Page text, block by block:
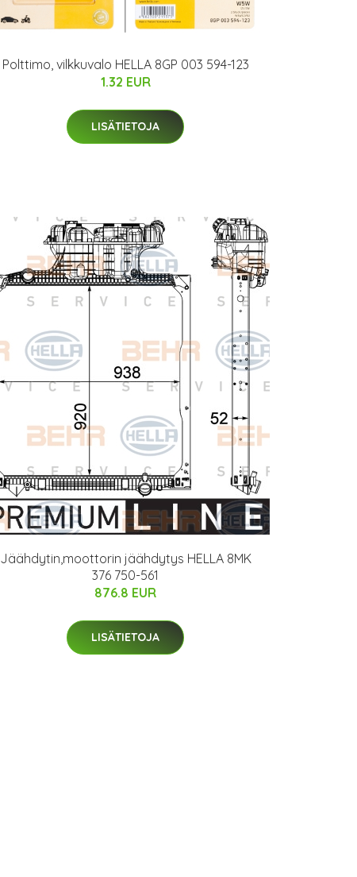
Polttimo, vilkkuvalo HELLA 8GP 003 594-123
1.32 EUR
LISÄTIETOJA
Jäähdytin,moottorin jäähdytys HELLA 8MK
376 750-561
876.8 EUR
LISÄTIETOJA